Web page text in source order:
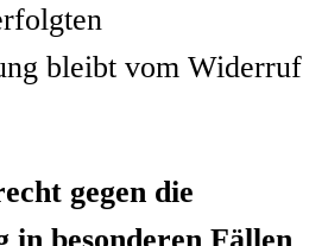
bleibt vom Widerruf
gegen die